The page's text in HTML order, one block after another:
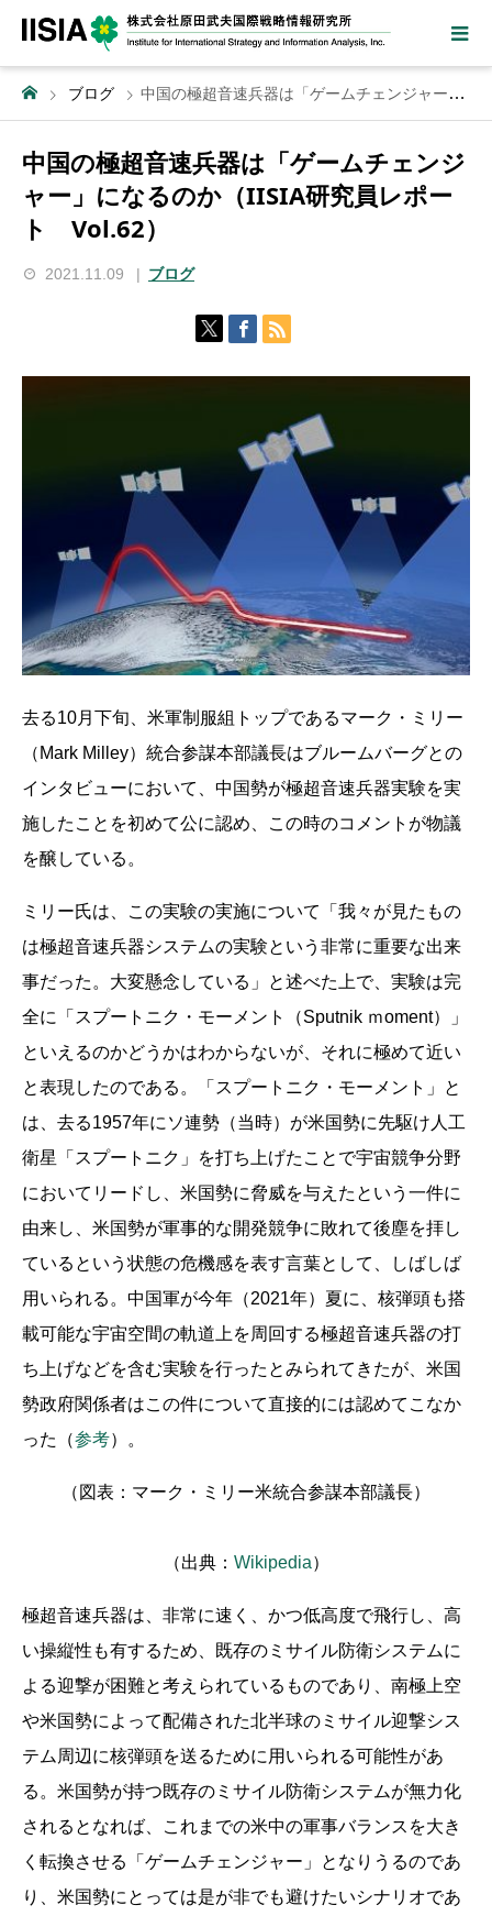
ブログ 中国の極超音速兵器は「ゲームチェンジャー」になるのか（IISIA研究員レポート Vol.62）
中国の極超音速兵器は「ゲームチェンジ
ャー」になるのか（IISIA研究員レポー
ト Vol.62）
2021.11.09 ブログ
去る10月下旬、米軍制服組トップであるマーク・ミリー
（Mark Milley）統合参謀本部議長はブルームバーグとの
インタビューにおいて、中国勢が極超音速兵器実験を実
施したことを初めて公に認め、この時のコメントが物議
を醸している。
ミリー氏は、この実験の実施について「我々が見たもの
は極超音速兵器システムの実験という非常に重要な出来
事だった。大変懸念している」と述べた上で、実験は完
全に「スプートニク・モーメント（Sputnik ｍoment）」
といえるのかどうかはわからないが、それに極めて近い
と表現したのである。「スプートニク・モーメント」と
は、去る1957年にソ連勢（当時）が米国勢に先駆け人工
衛星「スプートニク」を打ち上げたことで宇宙競争分野
においてリードし、米国勢に脅威を与えたという一件に
由来し、米国勢が軍事的な開発競争に敗れて後塵を拝し
ているという状態の危機感を表す言葉として、しばしば
用いられる。中国軍が今年（2021年）夏に、核弾頭も搭
載可能な宇宙空間の軌道上を周回する極超音速兵器の打
ち上げなどを含む実験を行ったとみられてきたが、米国
勢政府関係者はこの件について直接的には認めてこなか
った（参考）。
（図表：マーク・ミリー米統合参謀本部議長）
（出典： Wikipedia）
極超音速兵器は、非常に速く、かつ低高度で飛行し、高
い操縦性も有するため、既存のミサイル防衛システムに
よる迎撃が困難と考えられているものであり、南極上空
や米国勢によって配備された北半球のミサイル迎撃シス
テム周辺に核弾頭を送るために用いられる可能性があ
る。米国勢が持つ既存のミサイル防衛システムが無力化
されるとなれば、これまでの米中の軍事バランスを大き
く転換させる「ゲームチェンジャー」となりうるのであ
り、米国勢にとっては是が非でも避けたいシナリオであ